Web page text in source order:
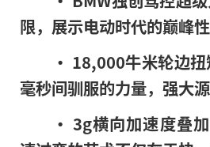
限，展示电动时代的巅峰
• 18,000牛米轮边
毫秒间驯服的力量，强大
• 3g横向加速度叠加